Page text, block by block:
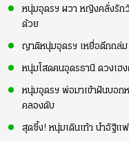
หนุ่มอุดรฯ ผวา หญิงคลั่งรัก
ด้วย
ญาติหนุ่มอุดรฯ เหยื่อตึกถล่
หนุ่มโสดคนอุดรธานี ดวงเฮ
หนุ่มอุดรฯ พ่อมาเข้าฝันบอก
คลองดับ
สุดซึ้ง! หนุ่มเดินเท้า นำอัฐิ